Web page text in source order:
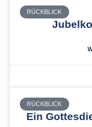
RÜCKBLICK
RÜCKBLICK
Ein